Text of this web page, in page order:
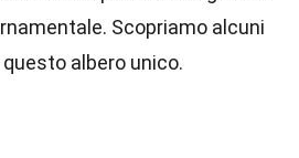
Scopriamo alcuni
albero unico.